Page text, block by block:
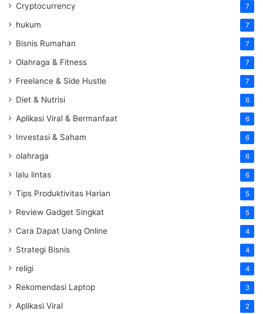
Cryptocurrency 7
hukum 7
Bisnis Rumahan 7
Olahraga & Fitness 7
Freelance & Side Hustle 7
Diet & Nutrisi 6
Aplikasi Viral & Bermanfaat 6
Investasi & Saham 6
olahraga 6
lalu lintas 6
Tips Produktivitas Harian 5
Review Gadget Singkat 5
Cara Dapat Uang Online 4
Strategi Bisnis 4
religi 4
Rekomendasi Laptop 3
Aplikasi Viral 2